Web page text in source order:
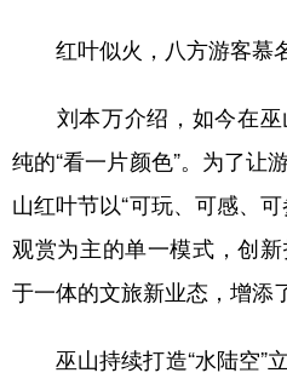
红叶似火，八方游客慕名
刘本万介绍，如今在巫
纯的“看一片颜色”。为了让
山红叶节以“可玩、可感、
观赏为主的单一模式，创
于一体的文旅新业态，增添
巫山持续打造“水陆空”